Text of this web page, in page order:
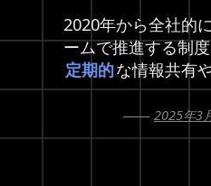
2020年から全社的
ームで推進する制
定期的な情報共有
2025年3